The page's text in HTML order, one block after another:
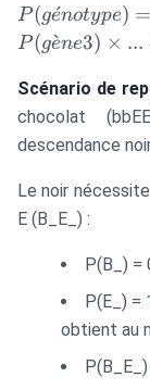
P(génotype)
= P(gène1)
P(gène2)
\times
P(gène3)
\times
P(gèneN)
P(ge
ˊnotype) =
P(ge
ˋne3) × ...
Scénario de
chocolat
descendance
Le noir
E (B_E_) :
P(B_) =
P(E_) =
obtient au